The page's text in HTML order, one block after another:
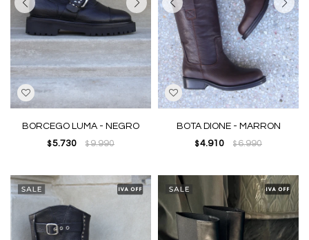
BORCEGO LUMA - NEGRO
$ 5.730 $9.990
BOTA DIONE - MARRON
$ 4.910 $6.990